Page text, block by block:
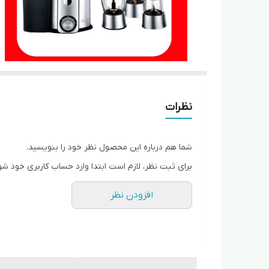
نظرات
شما هم درباره این محصول نظر خود را بنویسید.
برای ثبت نظر، لازم است ابتدا وارد حساب کاربری خود
افزودن نظر